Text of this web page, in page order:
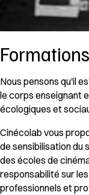
Nous pensons qu'il
le corps enseignant
écologiques et
Cinécolab vous
de sensibilisation du
des écoles de
responsabilité sur
professionnels et